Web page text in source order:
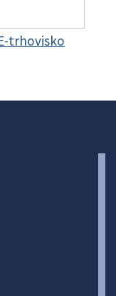
trhovisko